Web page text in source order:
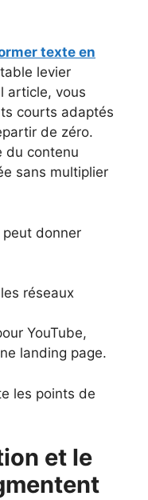
texte en
levier
article, vous
courts adaptés
de zéro.
du contenu
sans multiplier
donner
réseaux
YouTube,
landing page.
les points de
et le